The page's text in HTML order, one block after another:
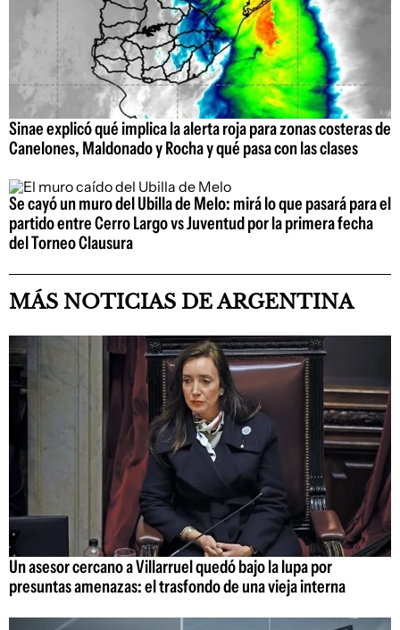
Sinae explicó qué implica la alerta roja para zonas costeras de
Canelones, Maldonado y Rocha y qué pasa con las clases
Se cayó un muro del Ubilla de Melo: mirá lo que pasará para el
partido entre Cerro Largo vs Juventud por la primera fecha
del Torneo Clausura
MÁS NOTICIAS DE ARGENTINA
Un asesor cercano a Villarruel quedó bajo la lupa por
presuntas amenazas: el trasfondo de una vieja interna